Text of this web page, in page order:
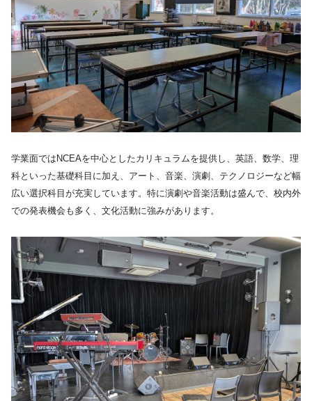
学業面ではNCEAを中心としたカリキュラムを提供し、英語、数学、理
科といった基礎科目に加え、アート、音楽、演劇、テクノロジーなど幅
広い選択科目が充実しています。特に演劇や音楽活動は盛んで、校内外
での発表機会も多く、文化活動に強みがあります。